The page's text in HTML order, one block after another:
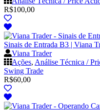
R$100,00
Sinais de Entrada B3 | Viana
Viana Trader
Ações, Análise Técnica /
Swing Trade
R$60,00